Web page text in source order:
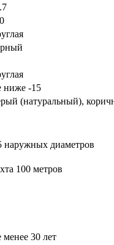
ниже -15
(натуральный),
наружных диаметров
100 метров
менее 30 лет